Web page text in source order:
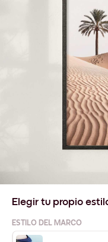
Elegir tu propio
ESTILO DEL MARCO